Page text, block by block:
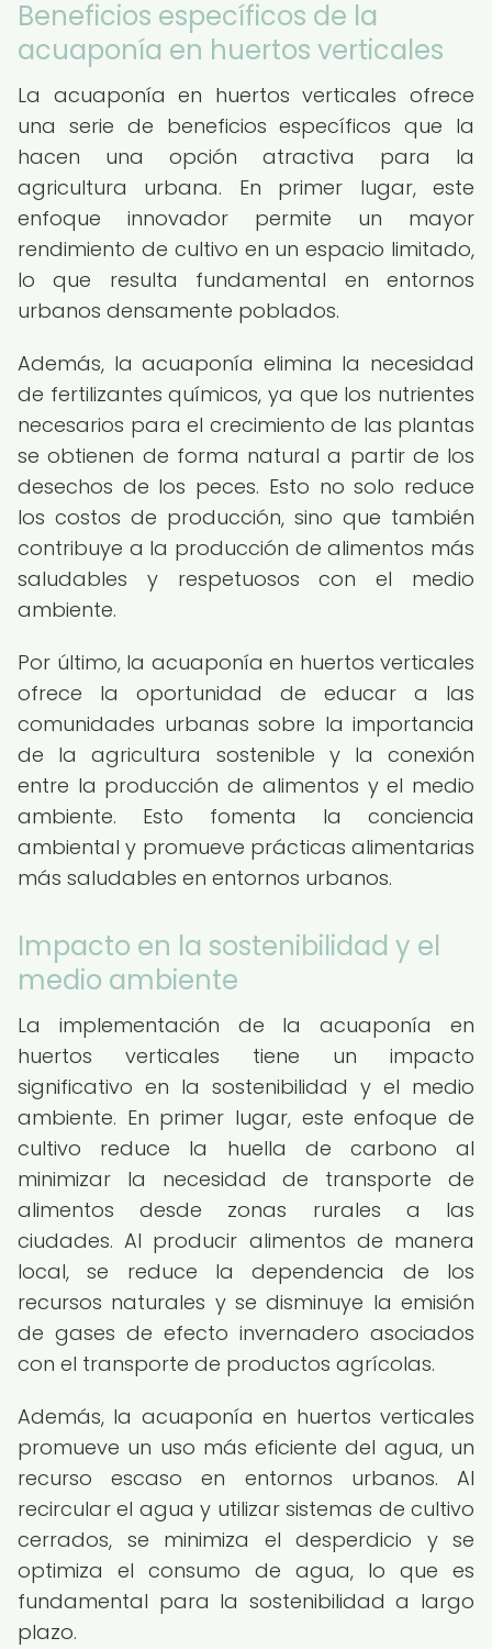
Beneficios específicos de la
acuaponía en huertos verticales
La acuaponía en huertos verticales ofrece
una serie de beneficios específicos que la
hacen una opción atractiva para la
agricultura urbana. En primer lugar, este
enfoque innovador permite un mayor
rendimiento de cultivo en un espacio limitado,
lo que resulta fundamental en entornos
urbanos densamente poblados.
Además, la acuaponía elimina la necesidad
de fertilizantes químicos, ya que los nutrientes
necesarios para el crecimiento de las plantas
se obtienen de forma natural a partir de los
desechos de los peces. Esto no solo reduce
los costos de producción, sino que también
contribuye a la producción de alimentos más
saludables y respetuosos con el medio
ambiente.
Por último, la acuaponía en huertos verticales
ofrece la oportunidad de educar a las
comunidades urbanas sobre la importancia
de la agricultura sostenible y la conexión
entre la producción de alimentos y el medio
ambiente. Esto fomenta la conciencia
ambiental y promueve prácticas alimentarias
más saludables en entornos urbanos.
Impacto en la sostenibilidad y el
medio ambiente
La implementación de la acuaponía en
huertos verticales tiene un impacto
significativo en la sostenibilidad y el medio
ambiente. En primer lugar, este enfoque de
cultivo reduce la huella de carbono al
minimizar la necesidad de transporte de
alimentos desde zonas rurales a las
ciudades. Al producir alimentos de manera
local, se reduce la dependencia de los
recursos naturales y se disminuye la emisión
de gases de efecto invernadero asociados
con el transporte de productos agrícolas.
Además, la acuaponía en huertos verticales
promueve un uso más eficiente del agua, un
recurso escaso en entornos urbanos. Al
recircular el agua y utilizar sistemas de cultivo
cerrados, se minimiza el desperdicio y se
optimiza el consumo de agua, lo que es
fundamental para la sostenibilidad a largo
plazo.